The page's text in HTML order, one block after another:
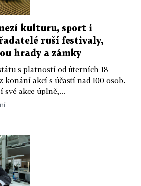
kulturu, sport i
ruší festivaly,
hrady a zámky
s platností od úterních 18
akcí s účastí nad 100 osob.
své akce úplně,...